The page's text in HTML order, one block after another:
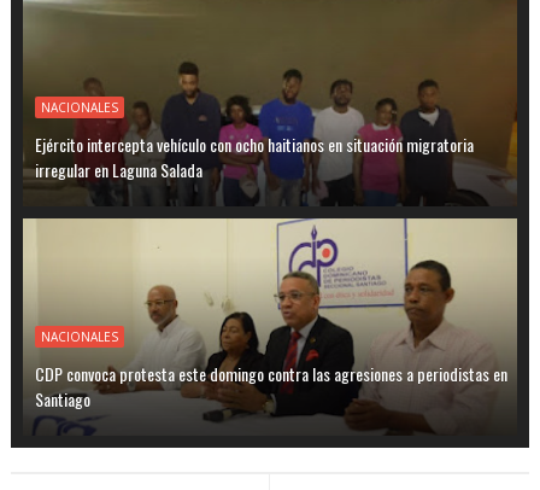
NACIONALES
Ejército intercepta vehículo con ocho haitianos en situación migratoria
irregular en Laguna Salada
NACIONALES
CDP convoca protesta este domingo contra las agresiones a periodistas en
Santiago